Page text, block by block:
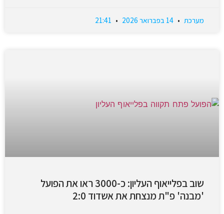
מערכת
שוב בפלייאוף העליון: כ-3000 ראו את הפועל
'מבנה' פ"ת מנצחת את אשדוד 2:0